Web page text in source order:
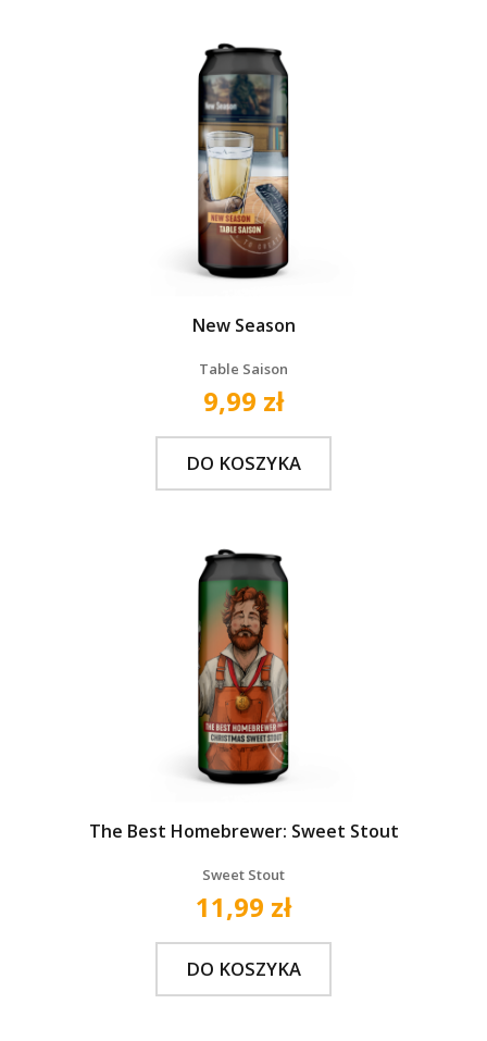
New Season
Table Saison
9,99 zł
DO KOSZYKA
The Best Homebrewer: Sweet Stout
Sweet Stout
11,99 zł
DO KOSZYKA